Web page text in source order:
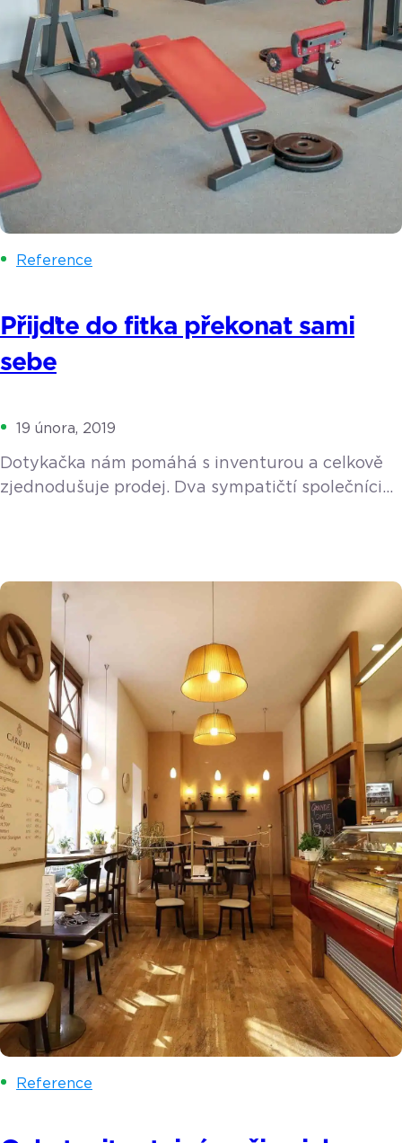
Reference
Přijďte do fitka překonat sami
sebe
19 února, 2019
Dotykačka nám pomáhá s inventurou a celkově
zjednodušuje prodej. Dva sympatičtí společníci
potenciál” jsou denně připraveni pomáhat svým
zákazníkům udržovat zdravý životní styl,
budovat svalovou hmotu, zhubnout, udržovat se
v kondici či zbavit se bolesti zad, protože nic […]
Reference